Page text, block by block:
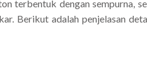
terbentuk dengan sempurna,
Berikut adalah penjelasan